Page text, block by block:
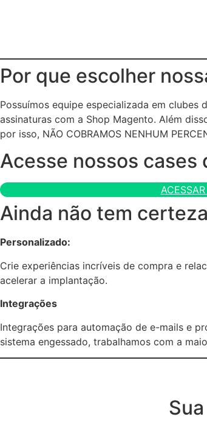
Por que escolher
Possuímos equipe especializada em clubes
assinaturas com a Shop Magento. Além
por isso, NÃO COBRAMOS NENHUM
Acesse nossos cases
Ainda não tem
Personalizado:
Crie experiências incríveis de compra e
acelerar a implantação.
Integrações
Integrações para automação de e-mails e
sistema engessado, trabalhamos com a